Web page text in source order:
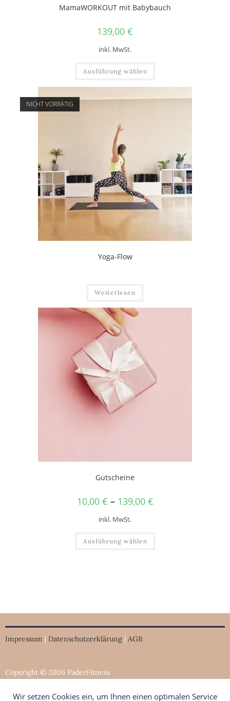
MamaWORKOUT mit Babybauch
139,00 €
inkl. MwSt.
Ausführung wählen
NICHT VORRÄTIG
Yoga-Flow
Weiterlesen
Gutscheine
10,00 € – 139,00 €
inkl. MwSt.
Ausführung wählen
Impressum | Datenschutzerklärung | AGB
Copyright © 2026 PaderFitness
Wir setzen Cookies ein, um Ihnen einen optimalen Service